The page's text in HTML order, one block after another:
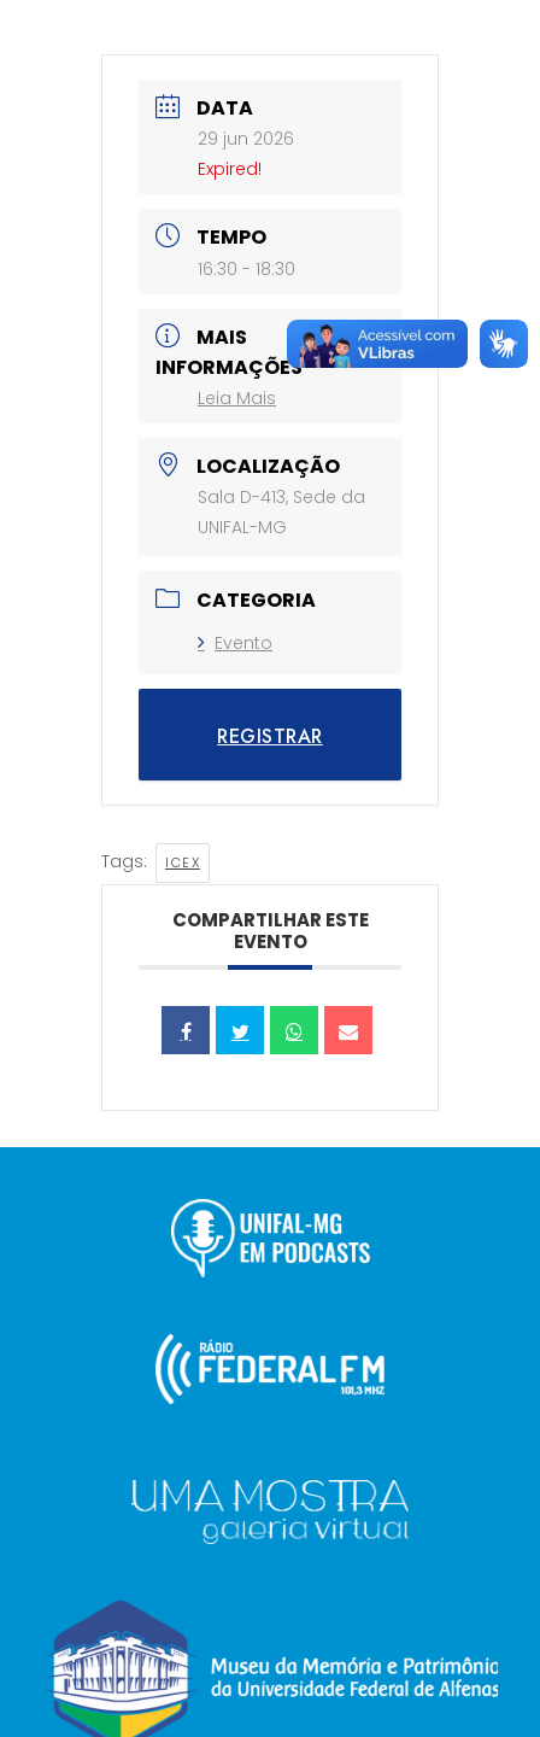
DATA
29 jun 2026
Expired!
TEMPO
16:30 - 18:30
MAIS
INFORMAÇÕES
Leia Mais
LOCALIZAÇÃO
Sala D-413, Sede da
UNIFAL-MG
CATEGORIA
Evento
REGISTRAR
Tags: ICEX
COMPARTILHAR ESTE
EVENTO